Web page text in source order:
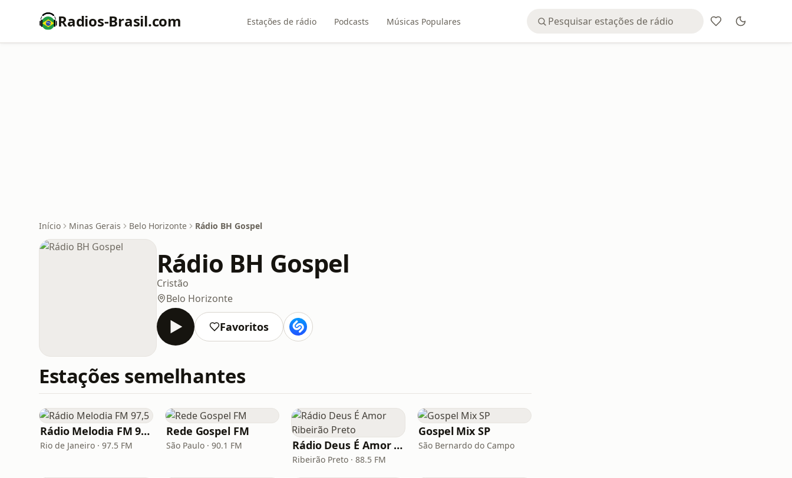
Radios-Brasil.com Estações de rádio Podcasts Músicas Populares
Início Minas Gerais Belo Horizonte Rádio BH Gospel
Rádio BH Gospel
Cristão
Belo Horizonte
Favoritos
Estações semelhantes
Rádio Melodia FM 97,5
Rio de Janeiro · 97.5 FM
Rede Gospel FM
São Paulo · 90.1 FM Rádio Deus É Amor Ribeirão Preto
Ribeirão Preto · 88.5 FM
Gospel Mix SP
São Bernardo do Campo